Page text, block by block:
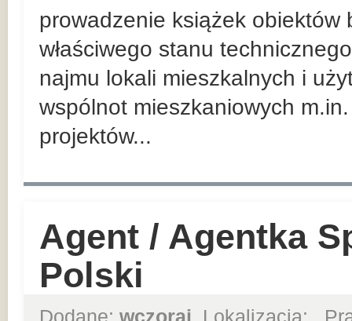
prowadzenie książek obiektów
właściwego stanu
najmu lokali mieszkalnych i
wspólnot mieszkaniowych
projektów...
Agent / Agentka
Polski
Dodane: wczoraj , Lokalizacja: ,